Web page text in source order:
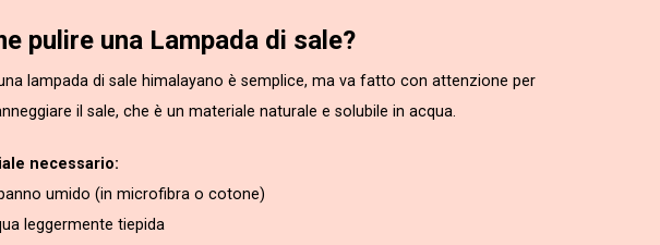
pulire una Lampada di sale?
lampada di sale himalayano è semplice, ma va fatto con attenzione per
il sale, che è un materiale naturale e solubile in acqua.
necessario:
umido (in microfibra o cotone)
leggermente tiepida